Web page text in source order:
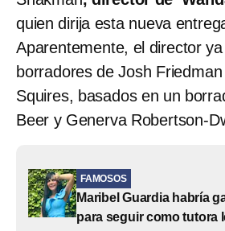
quien dirija esta nueva
Aparentemente, el director
borradores de Josh
Squires, basados en un
Beer y Generva Robertson-
FAMOSOS
Maribel Guardia habría
para seguir como tutora